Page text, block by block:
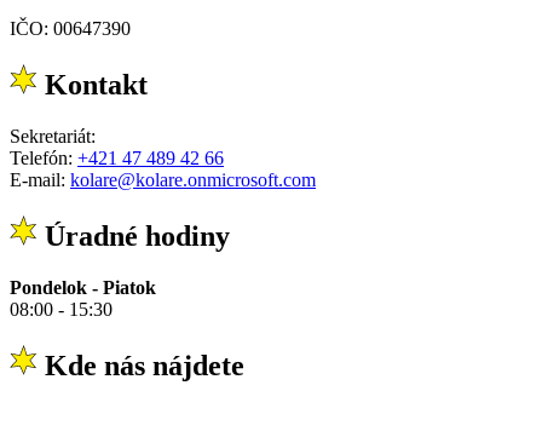
IČO: 00647390
Kontakt
Sekretariát:
Telefón: +421 47 489 42 66
E-mail: kolare@kolare.onmicrosoft.com
Úradné hodiny
Pondelok - Piatok
08:00 - 15:30
Kde nás nájdete